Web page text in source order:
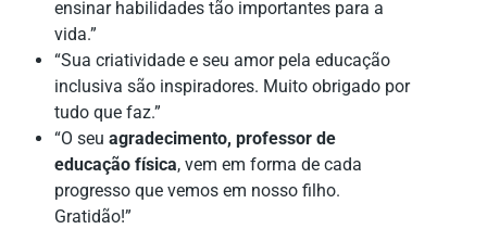
ensinar habilidades tão importantes para a
vida.”
“Sua criatividade e seu amor pela educação
inclusiva são inspiradores. Muito obrigado por
tudo que faz.”
“O seu agradecimento, professor de
educação física, vem em forma de cada
progresso que vemos em nosso filho.
Gratidão!”